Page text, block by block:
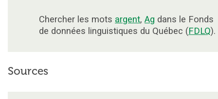
Chercher les mots argent, Ag dans le Fonds
de données linguistiques du Québec (FDLQ).
Sources